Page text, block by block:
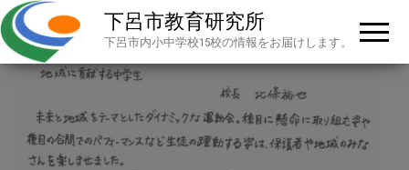
下呂市教育研究所
下呂市内小中学校15校の情報をお届けします。